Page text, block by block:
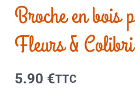
Broche en bois
Fleurs & Colibri
5.90 €TTC